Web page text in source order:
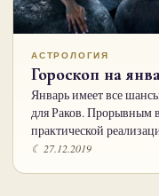
АСТРОЛОГИЯ
Гороскоп на
Январь имеет все
для Раков. Прорывным
практической
☾ 27.12.2019